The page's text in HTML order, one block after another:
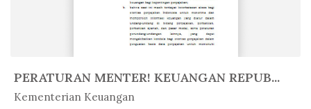
PERATURAN MENTER! KEUANGAN REPUB...
Kementerian Keuangan
In Peratur...